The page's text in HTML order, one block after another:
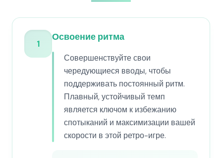
1
Освоение ритма
Совершенствуйте свои
чередующиеся вводы, чтобы
поддерживать постоянный ритм.
Плавный, устойчивый темп
является ключом к избежанию
спотыканий и максимизации вашей
скорости в этой ретро-игре.